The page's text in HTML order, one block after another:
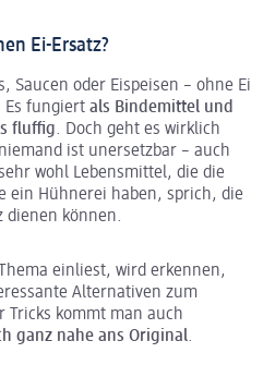
Ei-Ersatz?
Saucen oder Eispeisen – ohne Ei
Es fungiert als Bindemittel und
fluffig. Doch geht es wirklich
ist unersetzbar – auch
wohl Lebensmittel, die die
ein Hühnerei haben, sprich, die
dienen können.
einliest, wird erkennen,
Alternativen zum
Tricks kommt man auch
ganz nahe ans Original.